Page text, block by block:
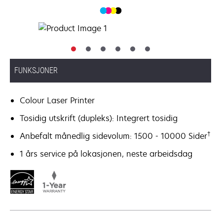
FUNKSJONER
Colour Laser Printer
Tosidig utskrift (dupleks): Integrert tosidig
Anbefalt månedlig sidevolum: 1500 - 10000 Sider†
1 års service på lokasjonen, neste arbeidsdag